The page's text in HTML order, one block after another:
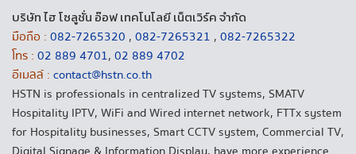
บริษัท ไฮ โซลูชั่น อ๊อฟ เทคโนโลยี เน็ตเวิร์ค จำกัด
มือถือ : 082-7265320 , 082-7265321 , 082-7265322
โทร : 02 889 4701, 02 889 4702
อีเมลล์ : contact@hstn.co.th
HSTN is professionals in centralized TV systems, SMATV
Hospitality IPTV, WiFi and Wired internet network, FTTx system
for Hospitality businesses, Smart CCTV system, Commercial TV,